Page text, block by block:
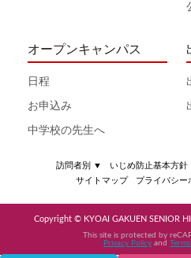
オープンキャンパス
日程
お申込み
中学校の先生へ
訪問者別 ▼ いじめ防止基本方針
サイトマップ
プライバシー
Copyright © KYOAI GAKUEN SENIOR
This site is protected by
Privacy Policy and